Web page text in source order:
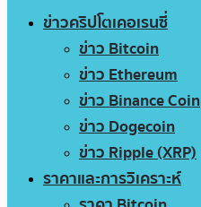
ข่าวคริปโตเคอเรนซี่
ข่าว Bitcoin
ข่าว Ethereum
ข่าว Binance Coin
ข่าว Dogecoin
ข่าว Ripple (XRP)
ราคาและการวิเคราะห์